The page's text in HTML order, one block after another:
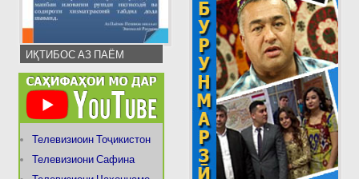
ИҚТИБОС АЗ ПАЁМ
Телевизиоин Тоҷикистон
Телевизиони Сафина